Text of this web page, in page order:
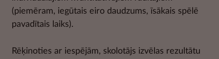
(piemēram, iegūtais eiro daudzums, īsākais spēlē
pavadītais laiks).
Rēķinoties ar iespējām, skolotājs izvēlas rezultātu